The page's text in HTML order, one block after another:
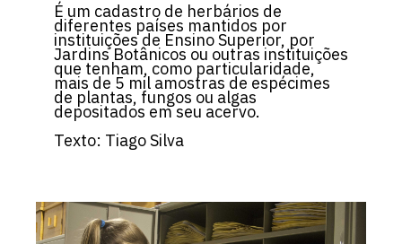
É um cadastro de herbários de
diferentes países mantidos por
instituições de Ensino Superior, por
Jardins Botânicos ou outras instituições
que tenham, como particularidade,
mais de 5 mil amostras de espécimes
de plantas, fungos ou algas
depositados em seu acervo.
Texto: Tiago Silva